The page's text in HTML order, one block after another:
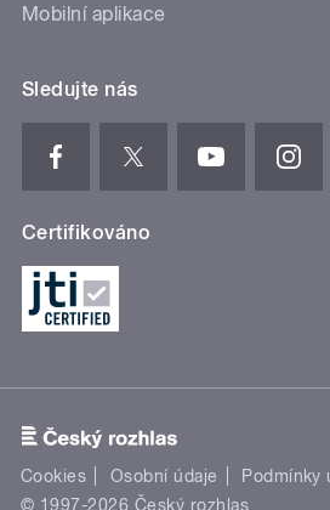
Mobilní aplikace
Sledujte nás
Certifikováno
Cookies Osobní údaje Podmínky
© 1997-2026 Český rozhlas